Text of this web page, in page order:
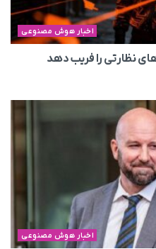
اخبار هوش مصنوعی
نظارتی را فریب دهد
اخبار هوش مصنوعی